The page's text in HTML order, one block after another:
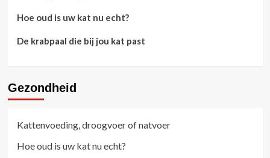
Hoe oud is uw kat nu echt?
De krabpaal die bij jou kat past
Gezondheid
Kattenvoeding, droogvoer of natvoer
Hoe oud is uw kat nu echt?